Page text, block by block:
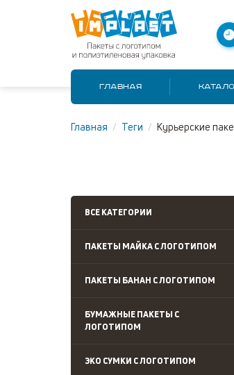
ГЛАВНАЯ
Главная / Теги / Курьерские
ВСЕ КАТЕГОРИИ
ПАКЕТЫ МАЙКА С ЛОГОТИПОМ
ПАКЕТЫ БАНАН С ЛОГОТИПОМ
БУМАЖНЫЕ ПАКЕТЫ С
ЛОГОТИПОМ
ЭКО СУМКИ С ЛОГОТИПОМ